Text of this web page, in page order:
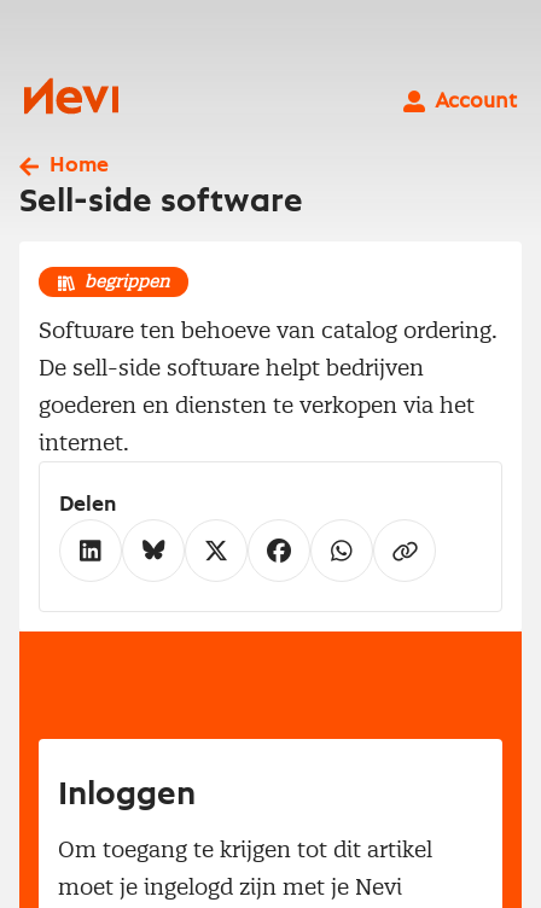
Nevi
Account
Home
Sell-side software
begrippen
Software ten behoeve van catalog ordering.
De sell-side software helpt bedrijven
goederen en diensten te verkopen via het
internet.
Delen
Inloggen
Om toegang te krijgen tot dit artikel
moet je ingelogd zijn met je Nevi